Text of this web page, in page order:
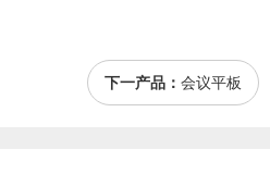
下一产品： 会议平板